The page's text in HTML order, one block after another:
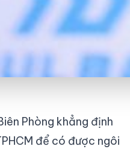
Phòng khẳng định
để có được ngôi